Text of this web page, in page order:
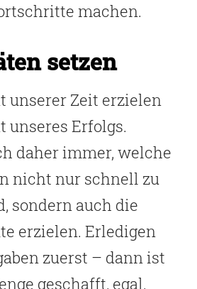
machen.
setzen
unserer Zeit erzielen
unseres Erfolgs.
daher immer, welche
nicht nur schnell zu
sondern auch die
erzielen. Erledigen
zuerst – dann ist
geschafft, egal,